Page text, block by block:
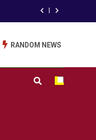
RANDOM NEWS